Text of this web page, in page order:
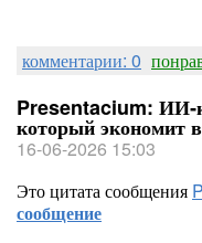
комментарии: 0
Presentacium:
который экономит
16-06-2026 15:03
Это цитата сообщения
сообщение